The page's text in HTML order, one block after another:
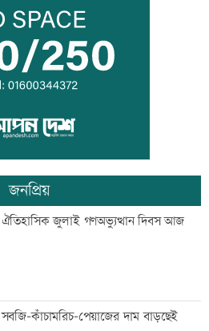
দুপুরের মধ্যে ঝোড়ো হাওয়াসহ বজ্রবৃষ্টি হতে
পারে যেসব অঞ্চলে
ডিএমপির ১২ ঊর্ধ্বতন কর্মকর্তাকে বদলি
জন্মসূত্রে নাগরিকত্ব সীমিত করতে ট্রাম্পের
নতুন নির্বাহী আদেশ
টেলিভিশনে আজকের যত খেলা
জনপ্রিয়
ঐতিহাসিক জুলাই গণঅভ্যুত্থান দিবস আজ
সবজি-কাঁচামরিচ-পেয়াজের দাম বাড়ছেই